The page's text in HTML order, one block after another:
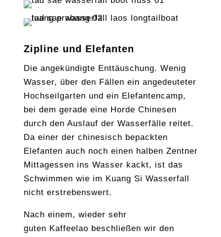
Zipline und Elefanten
Die angekündigte Enttäuschung. Wenig
Wasser, über den Fällen ein angedeuteter
Hochseilgarten und ein Elefantencamp,
bei dem gerade eine Horde Chinesen
durch den Auslauf der Wasserfälle reitet.
Da einer der chinesisch bepackten
Elefanten auch noch einen halben Zentner
Mittagessen ins Wasser kackt, ist das
Schwimmen wie im Kuang Si Wasserfall
nicht erstrebenswert.
Nach einem, wieder sehr
guten Kaffeelao beschließen wir den